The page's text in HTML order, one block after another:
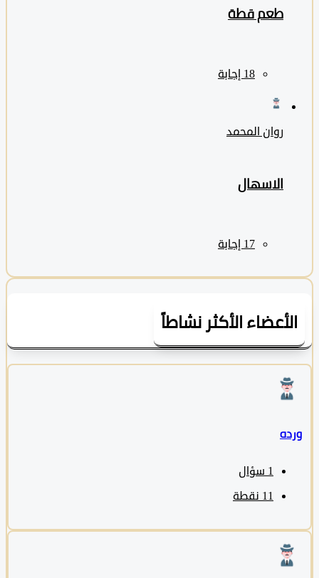
طعم قطة
روان المحمد
الاسهال
الأكثر نشاطاً
سؤال
نقطة